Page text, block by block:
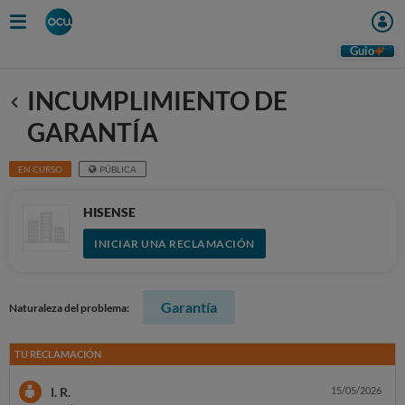
Guio
Anterior
INCUMPLIMIENTO DE
GARANTÍA
EN CURSO PÚBLICA
HISENSE
INICIAR UNA RECLAMACIÓN
Naturaleza del problema: Garantía
TU RECLAMACIÓN
I. R. 15/05/2026